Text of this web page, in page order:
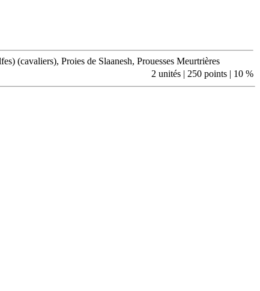
(cavaliers), Proies de Slaanesh, Prouesses Meurtrières
2 unités | 250 points | 10 %